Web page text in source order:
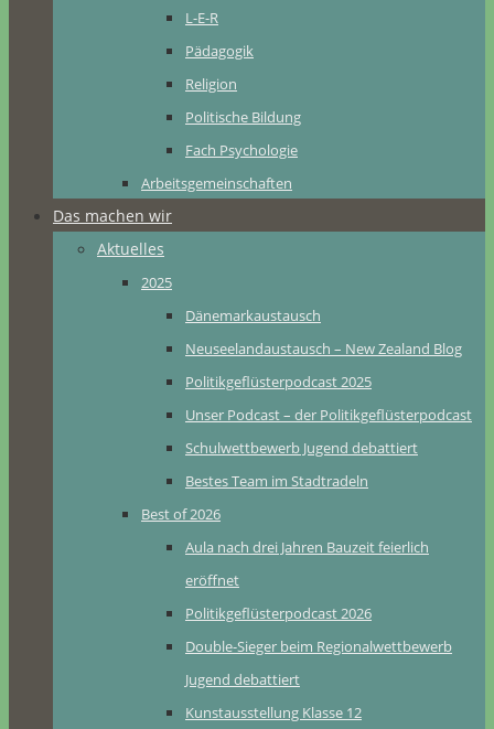
L-E-R
Pädagogik
Religion
Politische Bildung
Fach Psychologie
Arbeitsgemeinschaften
Das machen wir
Aktuelles
2025
Dänemarkaustausch
Neuseelandaustausch – New Zealand Blog
Politikgeflüsterpodcast 2025
Unser Podcast – der Politikgeflüsterpodcast
Schulwettbewerb Jugend debattiert
Bestes Team im Stadtradeln
Best of 2026
Aula nach drei Jahren Bauzeit feierlich
eröffnet
Politikgeflüsterpodcast 2026
Double-Sieger beim Regionalwettbewerb
Jugend debattiert
Kunstausstellung Klasse 12